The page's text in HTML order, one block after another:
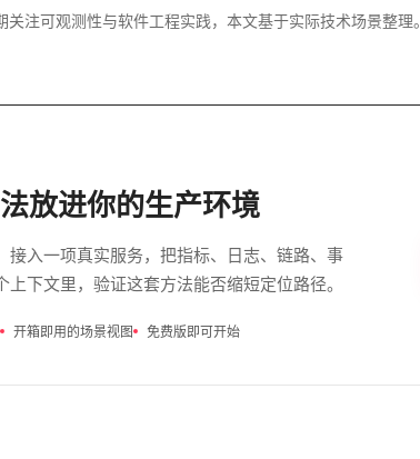
注可观测性与软件工程实践，本文基于实际技术场景整理。
放进你的生产环境
接入一项真实服务，把指标、日志、链路、事
下文里，验证这套方法能否缩短定位路径。
开箱即用的场景视图 免费版即可开始